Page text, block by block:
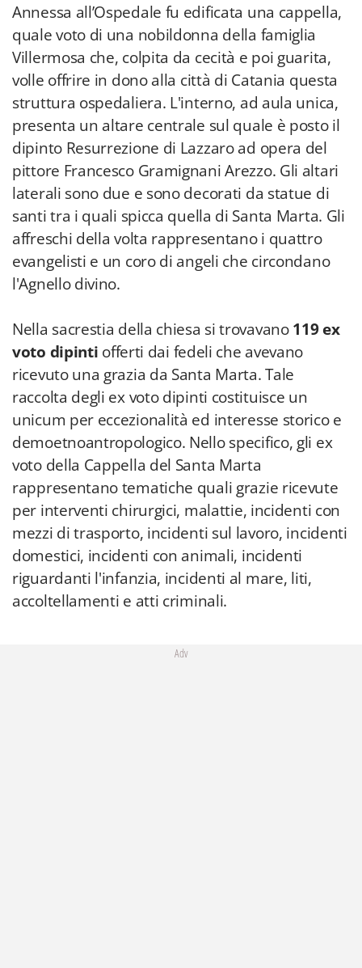
Annessa all’Ospedale fu edificata una cappella,
quale voto di una nobildonna della famiglia
Villermosa che, colpita da cecità e poi guarita,
volle offrire in dono alla città di Catania questa
struttura ospedaliera. L'interno, ad aula unica,
presenta un altare centrale sul quale è posto il
dipinto Resurrezione di Lazzaro ad opera del
pittore Francesco Gramignani Arezzo. Gli altari
laterali sono due e sono decorati da statue di
santi tra i quali spicca quella di Santa Marta. Gli
affreschi della volta rappresentano i quattro
evangelisti e un coro di angeli che circondano
l'Agnello divino.
Nella sacrestia della chiesa si trovavano119 ex
voto dipinti offerti dai fedeli che avevano
ricevuto una grazia da Santa Marta. Tale
raccolta degli ex voto dipinti costituisce un
unicum per eccezionalità ed interesse storico e
demoetnoantropologico. Nello specifico, gli ex
voto della Cappella del Santa Marta
rappresentano tematiche quali grazie ricevute
per interventi chirurgici, malattie, incidenti con
mezzi di trasporto, incidenti sul lavoro, incidenti
domestici, incidenti con animali, incidenti
riguardanti l'infanzia, incidenti al mare, liti,
accoltellamenti e atti criminali.
Adv